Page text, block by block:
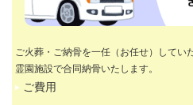
ご火葬・ご納骨を一任（お任せ）してい
霊園施設で合同納骨いたします。
ご費用